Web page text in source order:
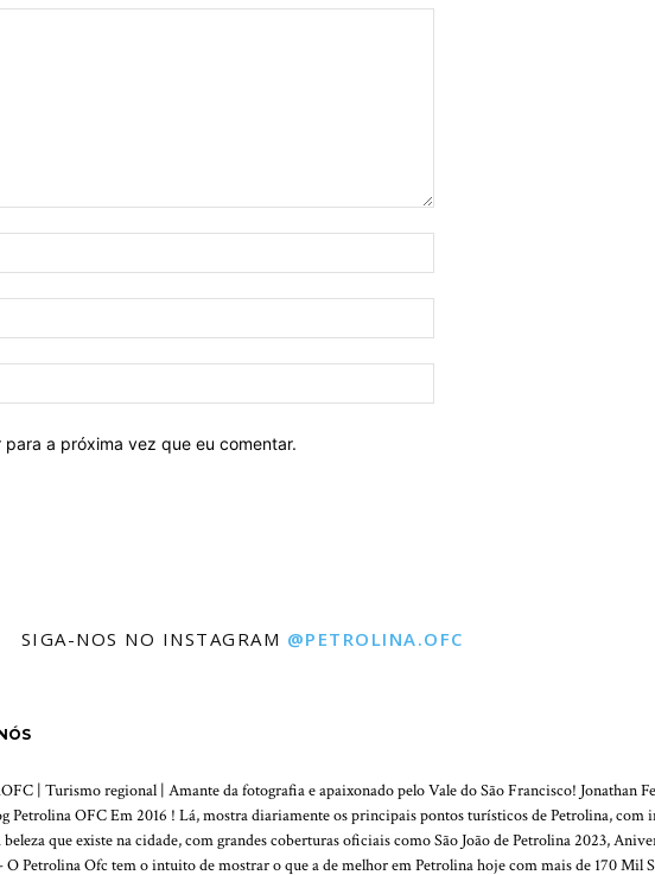
a próxima vez que eu comentar.
SIGA-NOS NO INSTAGRAM @PETROLINA.OFC
| Turismo regional | Amante da fotografia e apaixonado pelo Vale do São Francisco! Jonathan
Petrolina OFC Em 2016 ! Lá, mostra diariamente os principais pontos turísticos de Petrolina, com
que existe na cidade, com grandes coberturas oficiais como São João de Petrolina 2023,
O Petrolina Ofc tem o intuito de mostrar o que a de melhor em Petrolina hoje com mais de 170 Mil